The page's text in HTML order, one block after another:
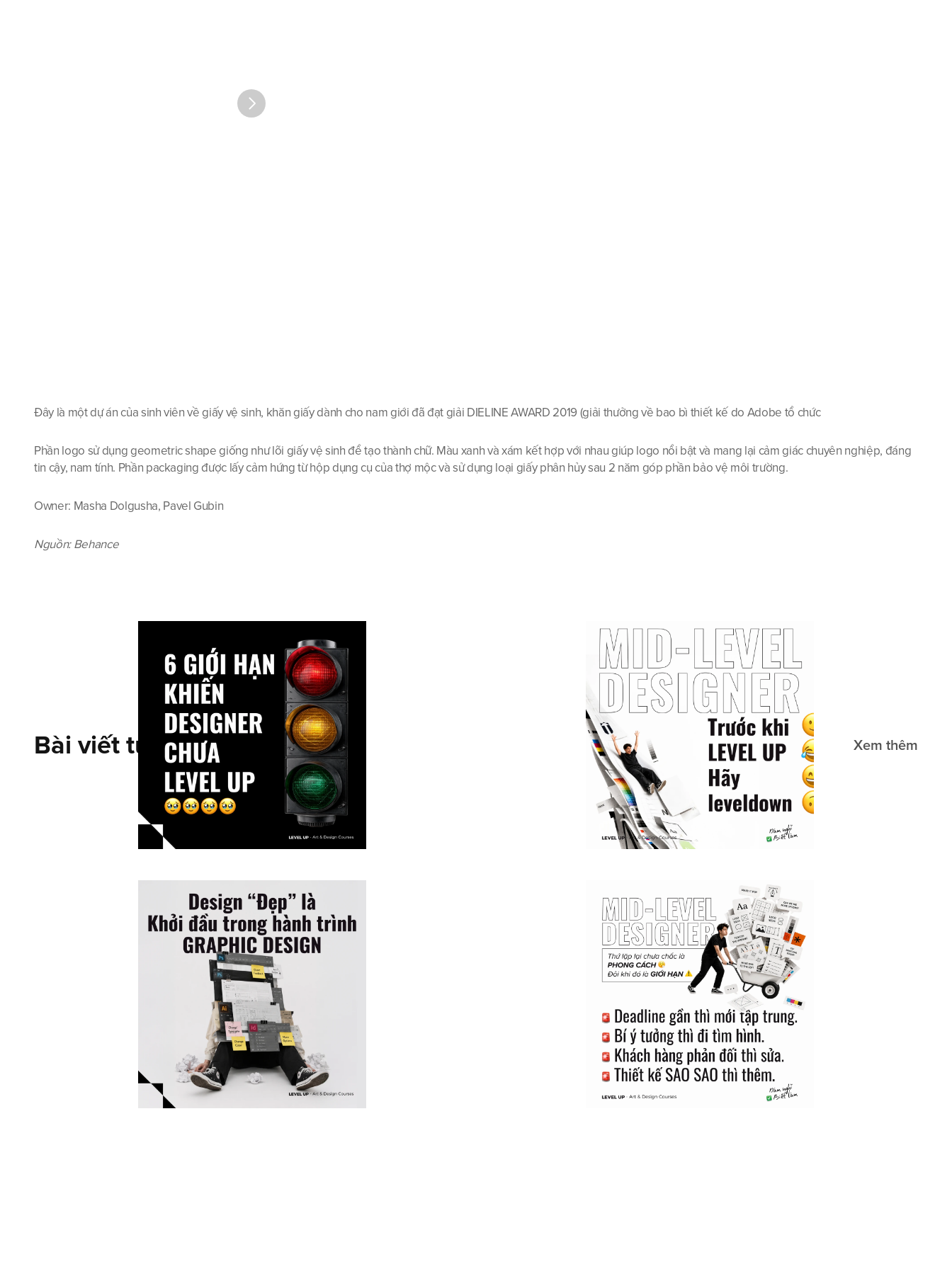
Đây là một dự án của sinh viên về giấy vệ sinh, khăn giấy dành cho nam giới đã đạt giải DIELINE AWARD 2019 (giải thưởng về bao bì thiết kế do Adobe tổ chức
Phần logo sử dụng geometric shape giống như lõi giấy vệ sinh để tạo thành chữ. Màu xanh và xám kết hợp với nhau giúp logo nổi bật và mang lại cảm giác chuyên nghiệp, đáng
tin cậy, nam tính. Phần packaging được lấy cảm hứng từ hộp dụng cụ của thợ mộc và sử dụng loại giấy phân hủy sau 2 năm góp phần bảo vệ môi trường.
Owner: Masha Dolgusha, Pavel Gubin
Nguồn: Behance
Bài viết tương tự Xem thêm